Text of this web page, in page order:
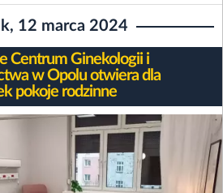
12 marca 2024
Centrum Ginekologii i
w Opolu otwiera dla
pokoje rodzinne